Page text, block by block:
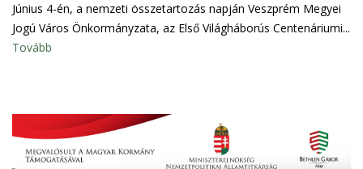
Június 4-én, a nemzeti összetartozás napján Veszprém Megyei
Jogú Város Önkormányzata, az Első Világháborús Centenáriumi...
Tovább